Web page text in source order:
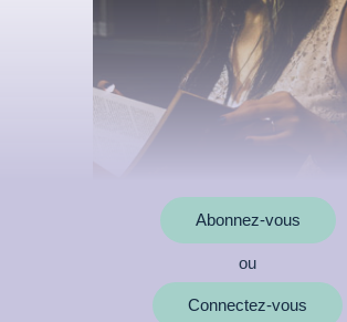
Abonnez-vous
ou
Connectez-vous